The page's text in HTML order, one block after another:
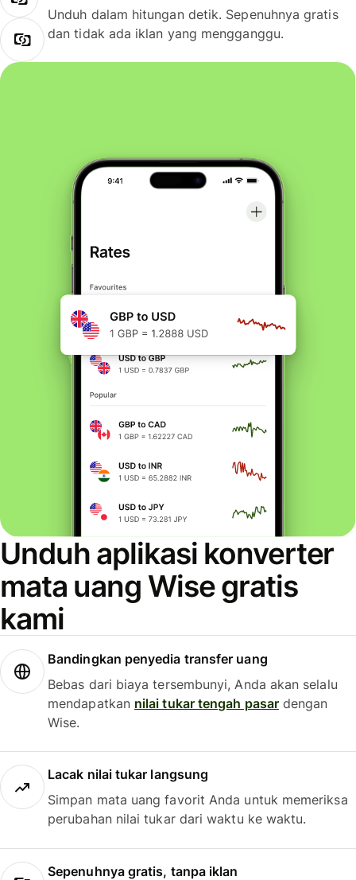
Unduh dalam hitungan detik. Sepenuhnya gratis
dan tidak ada iklan yang mengganggu.
Unduh aplikasi konverter
mata uang Wise gratis
kami
Bandingkan penyedia transfer uang
Bebas dari biaya tersembunyi, Anda akan selalu
mendapatkan nilai tukar tengah pasardengan
Wise.
Lacak nilai tukar langsung
Simpan mata uang favorit Anda untuk memeriksa
perubahan nilai tukar dari waktu ke waktu.
Sepenuhnya gratis, tanpa iklan